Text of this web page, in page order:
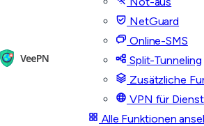
NetGuard
Online-SMS
Split-Tunneling
Zusätzliche
VPN für
Alle Funktionen